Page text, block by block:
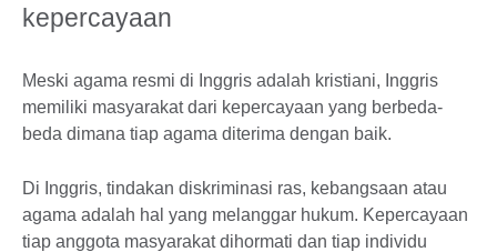
kepercayaan
Meski agama resmi di Inggris adalah kristiani, Inggris
memiliki masyarakat dari kepercayaan yang berbeda-
beda dimana tiap agama diterima dengan baik.
Di Inggris, tindakan diskriminasi ras, kebangsaan atau
agama adalah hal yang melanggar hukum. Kepercayaan
tiap anggota masyarakat dihormati dan tiap individu